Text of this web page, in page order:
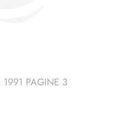
1991 PAGINE 3